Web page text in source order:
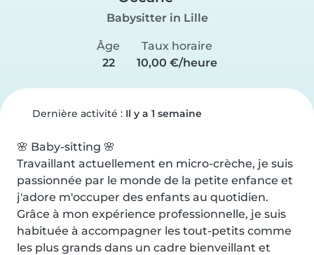
Babysitter in Lille
Âge
22
Taux horaire
10,00 €/heure
Dernière activité : Il y a 1 semaine
🌸 Baby-sitting 🌸
Travaillant actuellement en micro-crèche, je suis
passionnée par le monde de la petite enfance et
j'adore m'occuper des enfants au quotidien.
Grâce à mon expérience professionnelle, je suis
habituée à accompagner les tout-petits comme
les plus grands dans un cadre bienveillant et